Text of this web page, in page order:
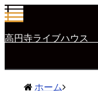
高円寺ライブハウス
ホーム